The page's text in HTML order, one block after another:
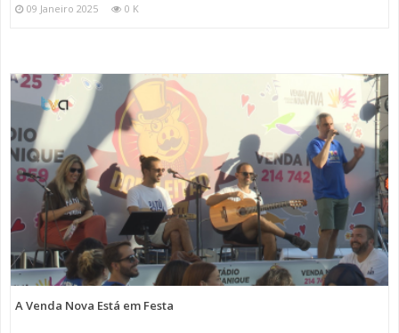
09 Janeiro 2025 0 K
A Venda Nova Está em Festa